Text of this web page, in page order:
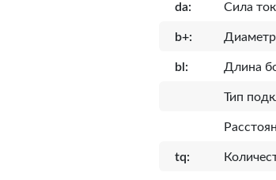
da: Сила
b+:
bl: Длина
Тип
tq: